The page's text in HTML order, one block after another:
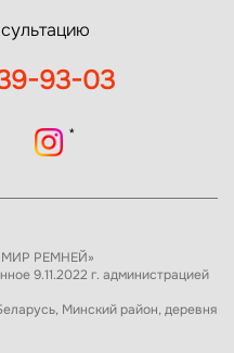
93-03
*
РЕМНЕЙ»
9.11.2022 г. администрацией
Минский район, деревня